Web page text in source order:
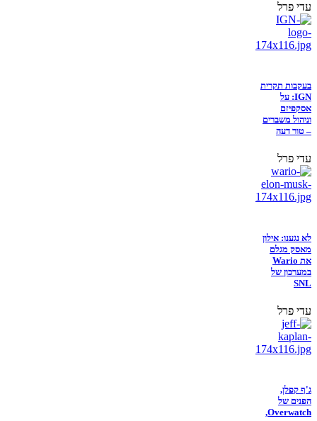
עדי פרל
בעקבות תקרית
IGN: על
אסקפיזם
וניהול משברים
– טור דעה
עדי פרל
לא נגענו: אילון
מאסק מגלם
את Wario
במערכון של
SNL
עדי פרל
ג'ף קפלן,
הפנים של
Overwatch,